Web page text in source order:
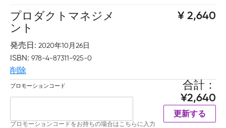
プロダクトマネジメ
ント
発売日 2020年10月26日
ISBN 978-4-87311-925-0
削除
2,640
プロモーションコード
プロモーションコードをお持ちの場合はこちらに入力
合計
2,640
更新する